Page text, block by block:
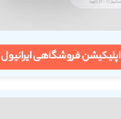
اپلیکیشن فروشگاهی ایرانیول